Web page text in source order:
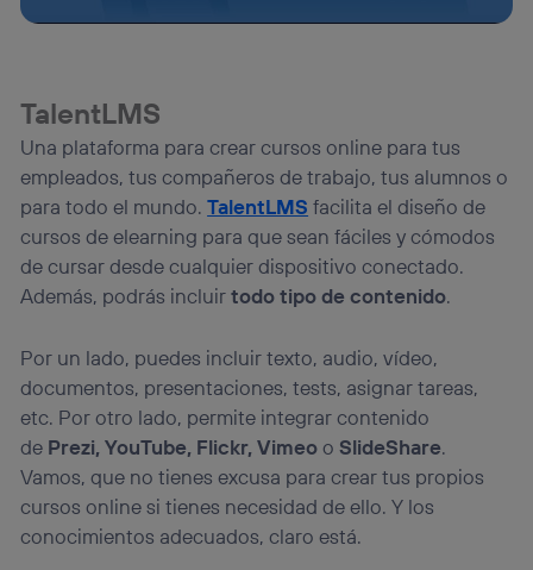
TalentLMS
Una plataforma para crear cursos online para tus
empleados, tus compañeros de trabajo, tus alumnos o
para todo el mundo.TalentLMS facilita el diseño de
cursos de elearning para que sean fáciles y cómodos
de cursar desde cualquier dispositivo conectado.
Además, podrás incluirtodo tipo de contenido.
Por un lado, puedes incluir texto, audio, vídeo,
documentos, presentaciones, tests, asignar tareas,
etc. Por otro lado, permite integrar contenido
de Prezi, YouTube, Flickr, VimeooSlideShare.
Vamos, que no tienes excusa para crear tus propios
cursos online si tienes necesidad de ello. Y los
conocimientos adecuados, claro está.